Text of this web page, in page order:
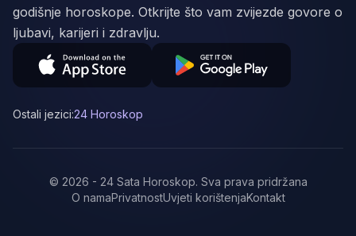
godišnje horoskope. Otkrijte što vam zvijezde govore o
ljubavi, karijeri i zdravlju.
Ostali jezici:24 Horoskop
© 2026 - 24 Sata Horoskop. Sva prava pridržana
O namaPrivatnostUvjeti korištenjaKontakt